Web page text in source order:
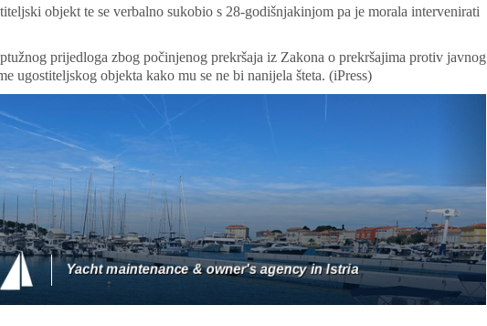
objekt te se verbalno sukobio s 28-godišnjakinjom pa je morala intervenirati
prijedloga zbog počinjenog prekršaja iz Zakona o prekršajima protiv javnog
ugostiteljskog objekta kako mu se ne bi nanijela šteta. (iPress)